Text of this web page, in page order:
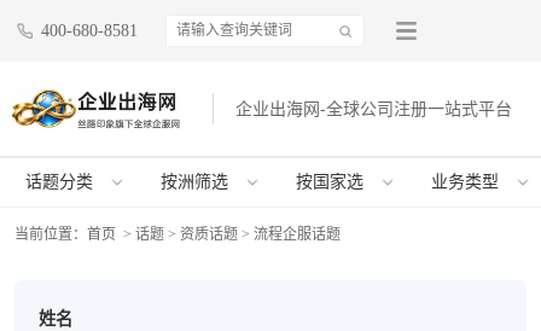
400-680-8581
企业出海网-全球公司注册一站式平台
话题分类 按洲筛选 按国家选 业务类型
当前位置： 首页 > 话题 > 资质话题 > 流程企服话题
姓名